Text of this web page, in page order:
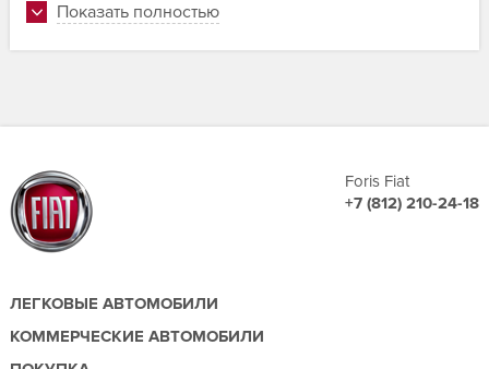
Показать полностью
Foris Fiat
+7 (812) 210-24-18
ЛЕГКОВЫЕ АВТОМОБИЛИ
КОММЕРЧЕСКИЕ АВТОМОБИЛИ